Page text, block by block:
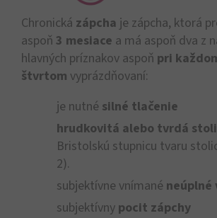
Chronická zápcha je zápcha, ktorá
aspoň 3 mesiace a má aspoň dva z
hlavných príznakov aspoň pri
štvrtom vyprázdňovaní:
je nutné silné tlačenie
hrudkovitá alebo tvrdá
Bristolskú stupnicu tvaru
2).
subjektívne vnímané neúplné
subjektívny pocit zápchy